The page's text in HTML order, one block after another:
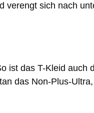
verengt sich nach
ist das T-Kleid auch
das Non-Plus-